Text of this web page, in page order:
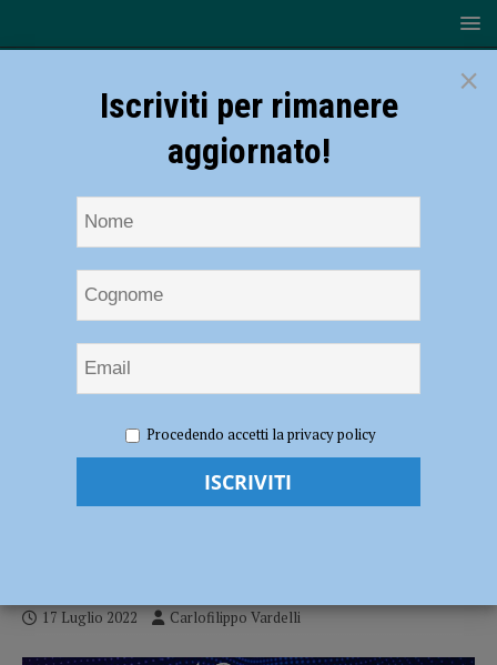
Ecco formula e gironi: Assigeco Piacenza inserita nel Girone Verde
Serie A2 – Ecco formula e gironi:
17 Luglio 2022 Carlofilippo Vardelli
×
Iscriviti per rimanere
aggiornato!
Procedendo accetti la privacy policy